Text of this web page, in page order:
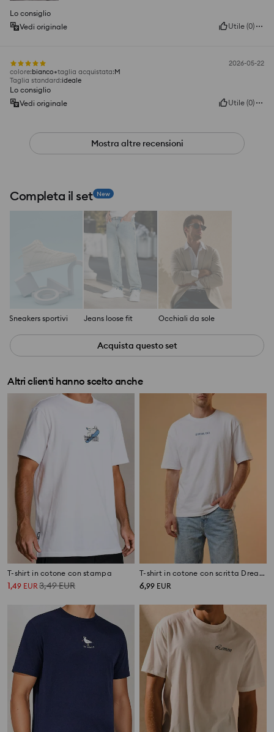
Lo consiglio
Vedi originale
Utile (0)
2026-05-22
colore:bianco taglia acquistata:M
Taglia standard:ideale
Lo consiglio
Vedi originale
Utile (0)
Mostra altre recensioni
Completa il set New
Sneakers sportivi Jeans loose fit Occhiali da sole
Acquista questo set
Altri clienti hanno scelto anche
T-shirt in cotone con stampa
1,49 EUR3,49EUR
T-shirt in cotone con scritta Dreamland
6,99 EUR